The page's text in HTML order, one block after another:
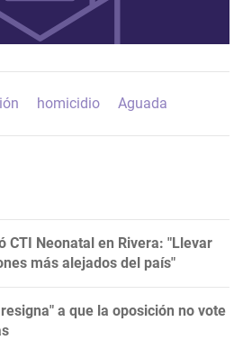
homicidio Aguada
CTI Neonatal en Rivera: "Llevar
más alejados del país"
a que la oposición no vote